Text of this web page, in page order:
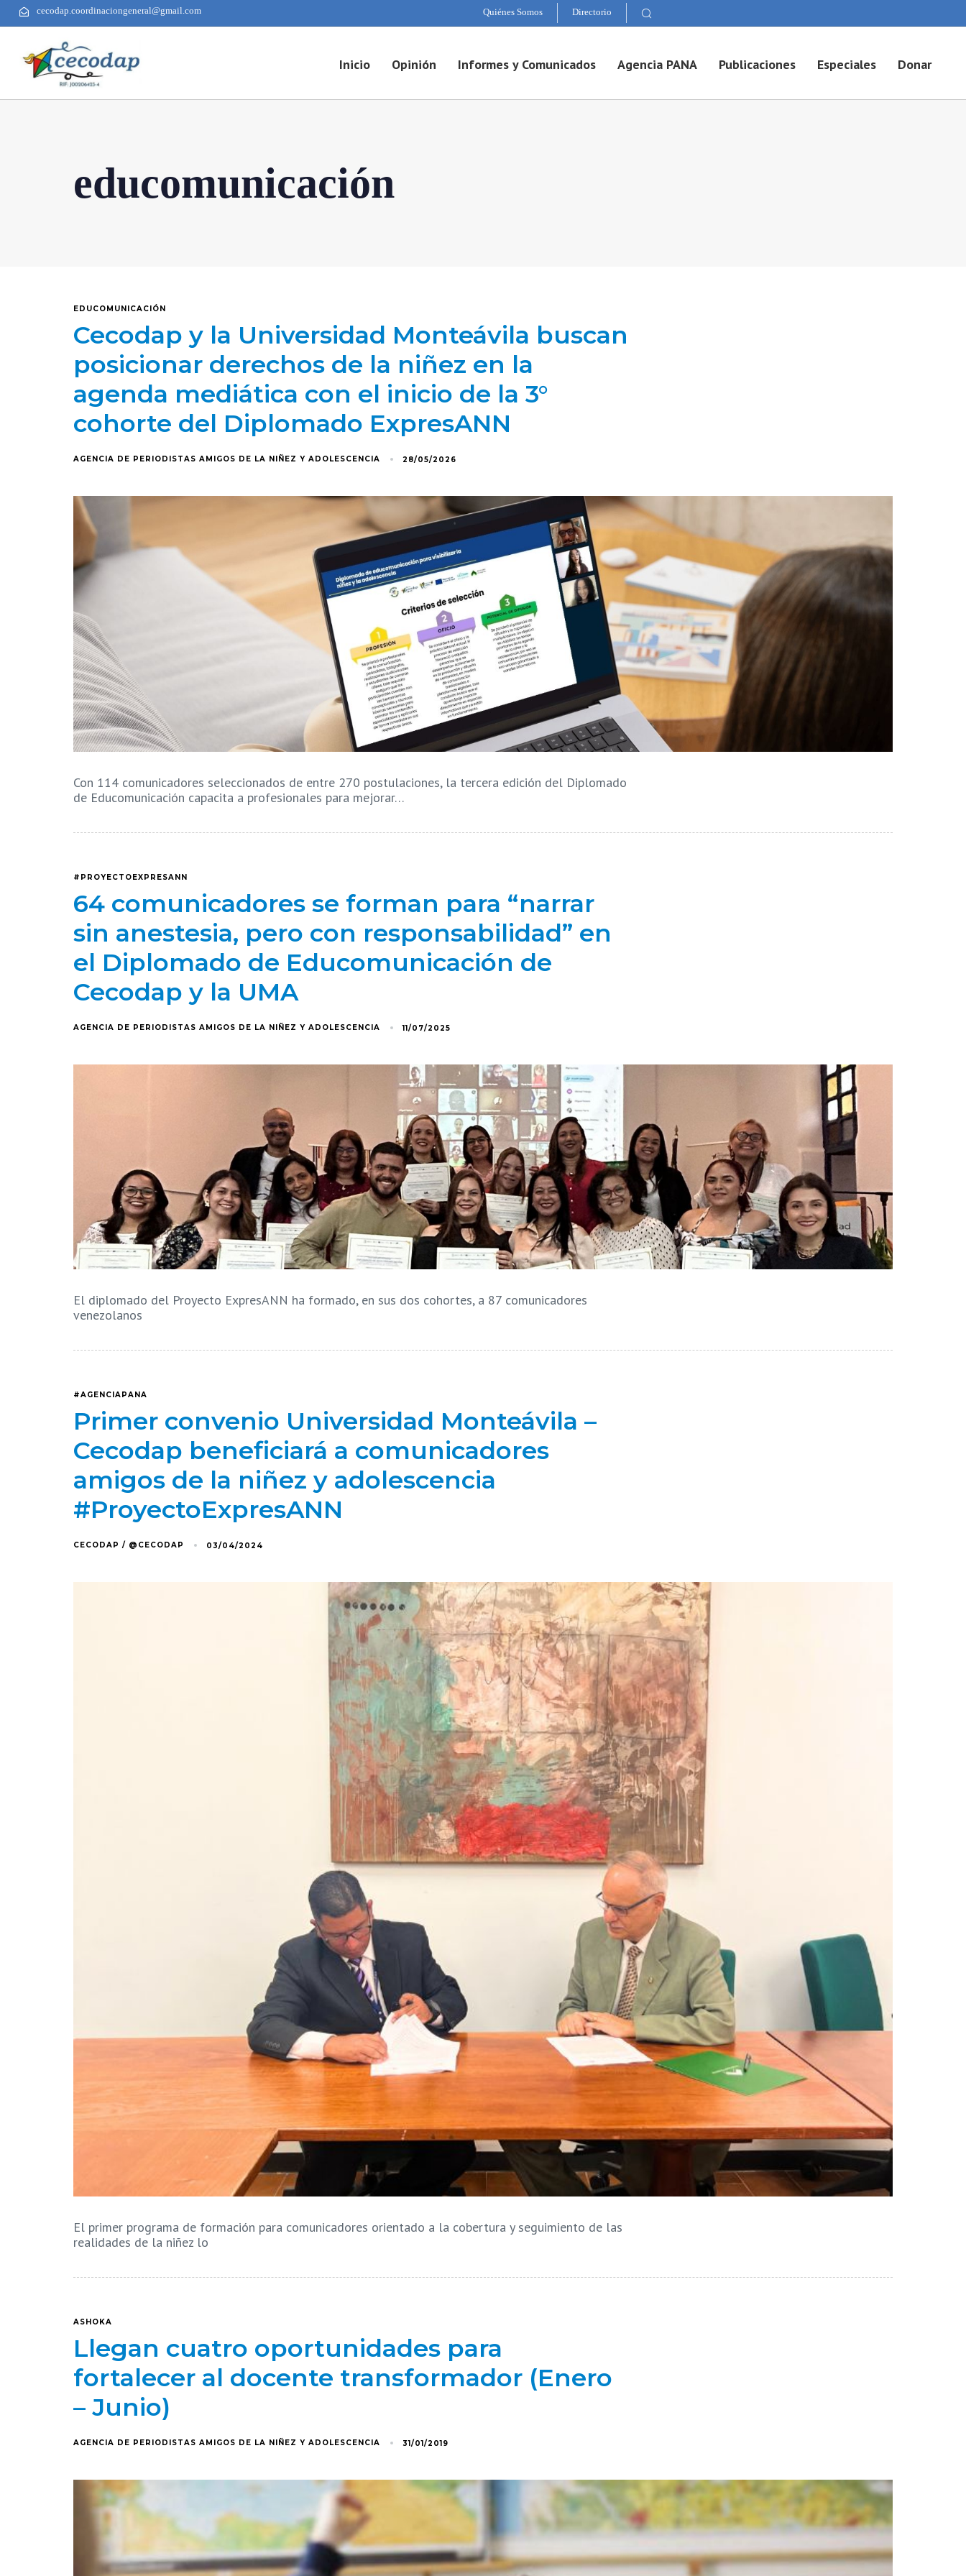
cecodap.coordinaciongeneral@gmail.com Quiénes Somos Directorio
Inicio Opinión Informes y Comunicados Agencia PANA Publicaciones Especiales Donar
educomunicación
EDUCOMUNICACIÓN
Cecodap y la Universidad Monteávila buscan
posicionar derechos de la niñez en la
agenda mediática con el inicio de la 3°
cohorte del Diplomado ExpresANN
AGENCIA DE PERIODISTAS AMIGOS DE LA NIÑEZ Y ADOLESCENCIA 28/05/2026
Con 114 comunicadores seleccionados de entre 270 postulaciones, la tercera edición del Diplomado
de Educomunicación capacita a profesionales para mejorar…
#PROYECTOEXPRESANN
64 comunicadores se forman para “narrar
sin anestesia, pero con responsabilidad” en
el Diplomado de Educomunicación de
Cecodap y la UMA
AGENCIA DE PERIODISTAS AMIGOS DE LA NIÑEZ Y ADOLESCENCIA 11/07/2025
El diplomado del Proyecto ExpresANN ha formado, en sus dos cohortes, a 87 comunicadores
venezolanos
#AGENCIAPANA
Primer convenio Universidad Monteávila –
Cecodap beneficiará a comunicadores
amigos de la niñez y adolescencia
#ProyectoExpresANN
CECODAP / @CECODAP 03/04/2024
El primer programa de formación para comunicadores orientado a la cobertura y seguimiento de las
realidades de la niñez lo
ASHOKA
Llegan cuatro oportunidades para
fortalecer al docente transformador (Enero
– Junio)
AGENCIA DE PERIODISTAS AMIGOS DE LA NIÑEZ Y ADOLESCENCIA 31/01/2019